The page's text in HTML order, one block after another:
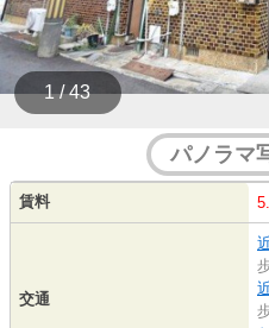
1 / 43
パノラマ
賃料
交通